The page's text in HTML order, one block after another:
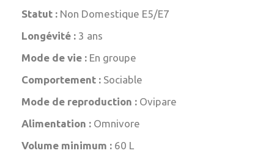
Statut : Non Domestique E5/E7
Longévité : 3 ans
Mode de vie : En groupe
Comportement : Sociable
Mode de reproduction : Ovipare
Alimentation : Omnivore
Volume minimum : 60 L